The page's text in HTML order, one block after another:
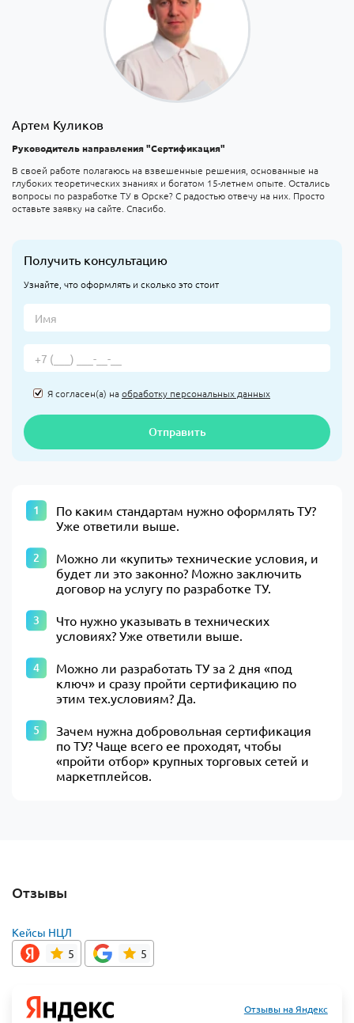
Артем Куликов
Руководитель направления "Сертификация"
В своей работе полагаюсь на взвешенные решения, основанные на
глубоких теоретических знаниях и богатом 15-летнем опыте. Остались
вопросы по разработке ТУ в Орске? С радостью отвечу на них. Просто
оставьте заявку на сайте. Спасибо.
Получить консультацию
Узнайте, что оформлять и сколько это стоит
Я согласен(а) наобработку персональных данных
Отправить
По каким стандартам нужно оформлять ТУ?
Уже ответили выше.
Можно ли «купить» технические условия, и
будет ли это законно? Можно заключить
договор на услугу по разработке ТУ.
Что нужно указывать в технических
условиях? Уже ответили выше.
Можно ли разработать ТУ за 2 дня «под
ключ» и сразу пройти сертификацию по
этим тех.условиям? Да.
Зачем нужна добровольная сертификация
по ТУ? Чаще всего ее проходят, чтобы
«пройти отбор» крупных торговых сетей и
маркетплейсов.
Отзывы
Кейсы НЦЛ
5
5
Отзывы на Яндекс